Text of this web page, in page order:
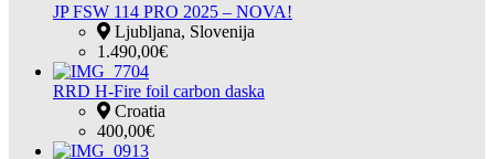
JP FSW 114 PRO 2025 – NOVA!
Ljubljana, Slovenija
1.490,00€
RRD H-Fire foil carbon daska
Croatia
400,00€